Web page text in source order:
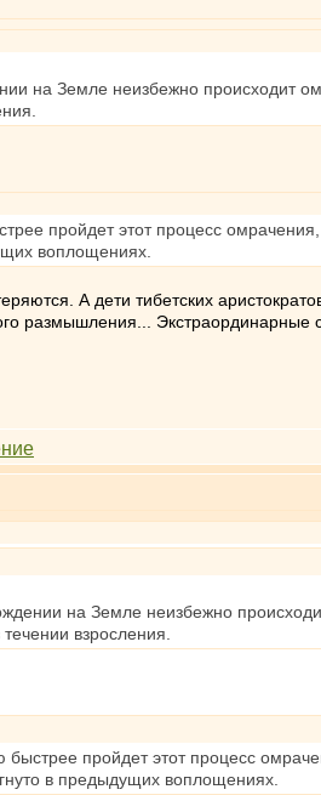
на Земле неизбежно происходит
пройдет этот процесс
воплощениях.
А дети тибетских
размышления...
на Земле неизбежно
взросления.
быстрее пройдет этот процесс
в предыдущих воплощениях.